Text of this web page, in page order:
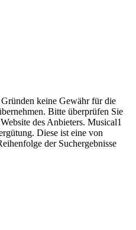
keine Gewähr für die
Bitte überprüfen Sie
des Anbieters. Musical1
Diese ist eine von
der Suchergebnisse